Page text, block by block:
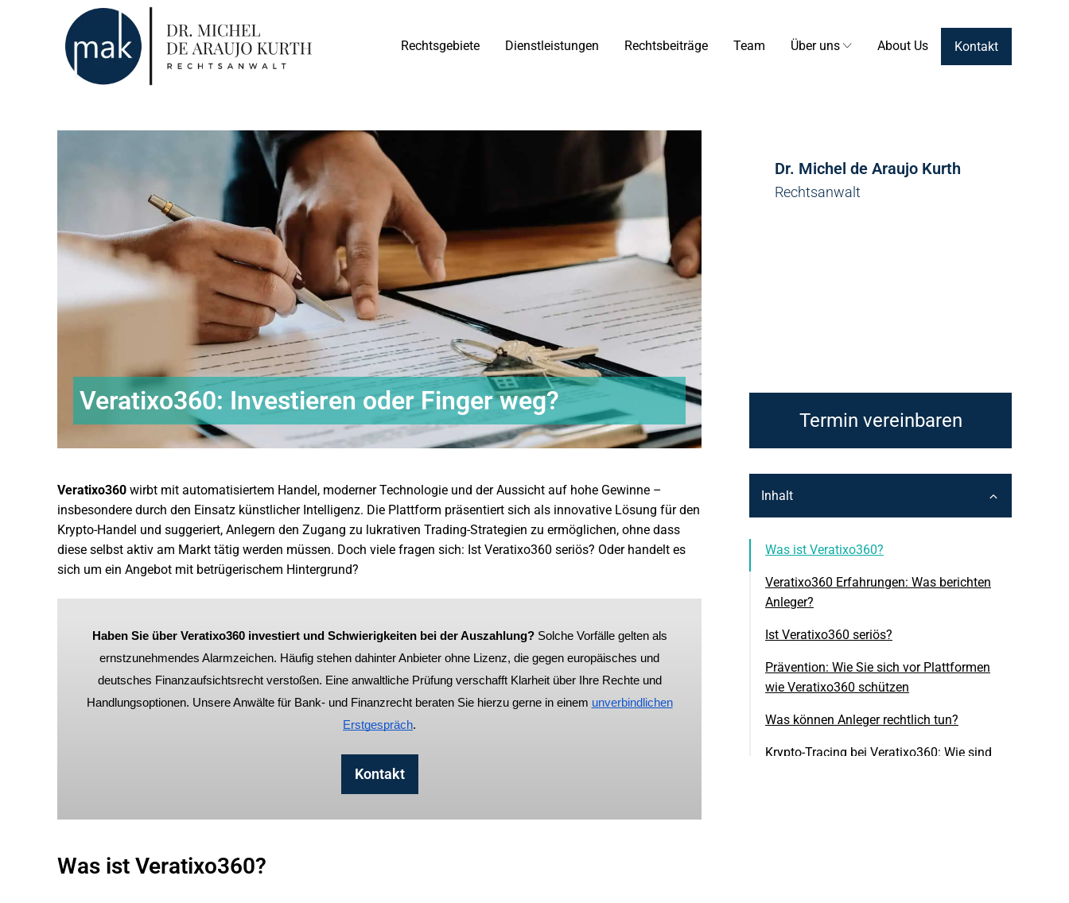
Rechtsgebiete Dienstleistungen Rechtsbeiträge Team Über uns About Us Kontakt
Veratixo360: Investieren oder Finger weg?
Veratixo360 wirbt mit automatisiertem Handel, moderner Technologie und der Aussicht auf hohe Gewinne –
insbesondere durch den Einsatz künstlicher Intelligenz. Die Plattform präsentiert sich als innovative Lösung für den
Krypto-Handel und suggeriert, Anlegern den Zugang zu lukrativen Trading-Strategien zu ermöglichen, ohne dass
diese selbst aktiv am Markt tätig werden müssen. Doch viele fragen sich: Ist Veratixo360 seriös? Oder handelt es
sich um ein Angebot mit betrügerischem Hintergrund?
Haben Sie über Veratixo360 investiert und Schwierigkeiten bei der Auszahlung?Solche Vorfälle gelten als
ernstzunehmendes Alarmzeichen. Häufig stehen dahinter Anbieter ohne Lizenz, die gegen europäisches und
deutsches Finanzaufsichtsrecht verstoßen. Eine anwaltliche Prüfung verschafft Klarheit über Ihre Rechte und
Handlungsoptionen. Unsere Anwälte für Bank- und Finanzrecht beraten Sie hierzu gerne in einem unverbindlichen
Erstgespräch.
Kontakt
Was ist Veratixo360?
Dr. Michel de Araujo Kurth
Rechtsanwalt
Termin vereinbaren
Inhalt
Was ist Veratixo360?
Veratixo360 Erfahrungen: Was berichten
Anleger?
Ist Veratixo360 seriös?
Prävention: Wie Sie sich vor Plattformen
wie Veratixo360 schützen
Was können Anleger rechtlich tun?
Krypto-Tracing bei Veratixo360: Wie sind